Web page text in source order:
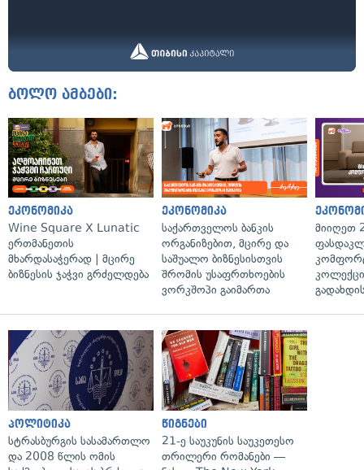
ბოლო ამბები:
ეკონომიკა
Wine Square X Lunatic
ერთმანეთის
მხარდასაჭერად | მცირე
ბიზნესის ჯაჭვი გრძელდება
ეკონომიკა
საქართველოს ბანკის
ორგანიზებით, მცირე და
საშუალო ბიზნესისთვის
შრომის უსაფრთხოების
ვორკშოპი გაიმართა
მიიღეთ
პოლიტიკა
სტრასბურგის სასამართლო
და 2008 წლის ომის
წიგნები
21-ე საუკუნის საუკეთესო
თრილერი რომანები —